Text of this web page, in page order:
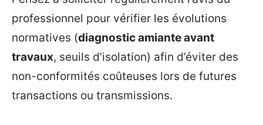
professionnel pour vérifier les évolutions
normatives (diagnostic amiante avant
travaux, seuils d’isolation) afin d’éviter des
non-conformités coûteuses lors de futures
transactions ou transmissions.